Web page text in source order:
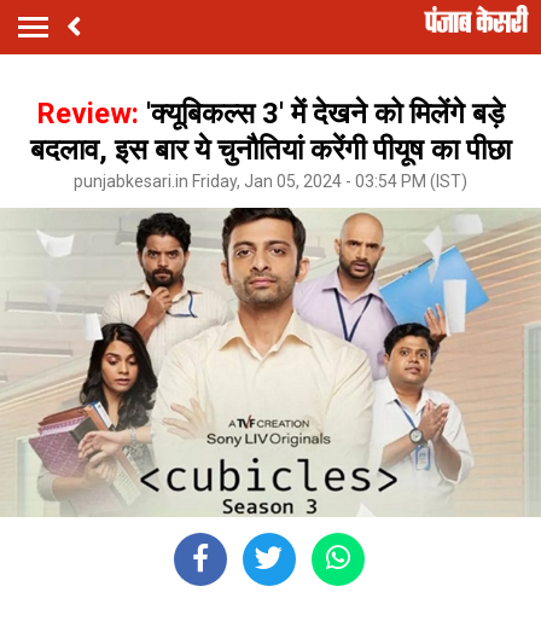
Review: 'क्यूबिकल्स 3' में देखने को मिलेंगे बड़े
बदलाव, इस बार ये चुनौतियां करेंगी पीयूष का पीछा
punjabkesari.in Friday, Jan 05, 2024 - 03:54 PM (IST)